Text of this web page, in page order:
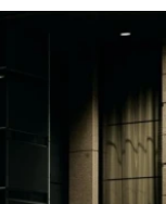
s.r.o., IČ: 118 23 054